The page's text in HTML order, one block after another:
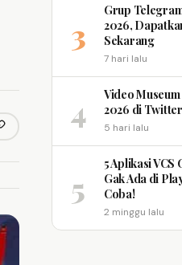
link
3
Grup
2026,
Sekarang
7 hari lalu
4
Video
2026 di
5 hari lalu
5
5 Aplikasi VCS
Gak Ada di
Coba!
2 minggu lalu